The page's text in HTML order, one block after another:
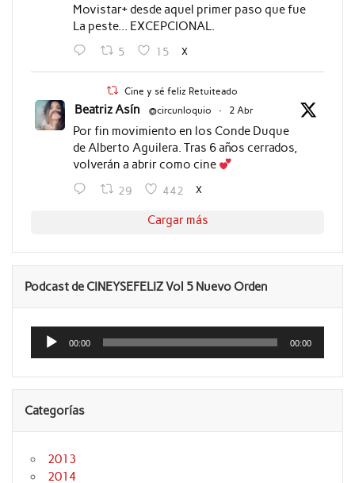
Movistar+ desde aquel primer paso que fue
La peste... EXCEPCIONAL.
5 15 X
Cine y sé feliz Retuiteado
Beatriz Asín @circunloquio · 2 Abr
Por fin movimiento en los Conde Duque
de Alberto Aguilera. Tras 6 años cerrados,
volverán a abrir como cine
29 442 X
Cargar más
Podcast de CINEYSEFELIZ Vol 5 Nuevo Orden
Reproductor
audio
00:00 00:00
Categorías
2013
2014